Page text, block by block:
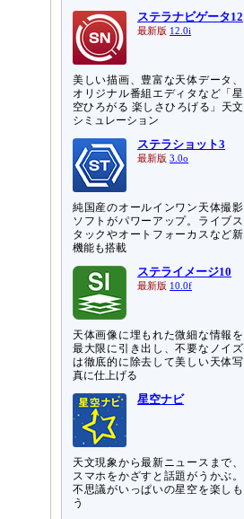
ステラナビゲータ12
最新版 12.0i
美しい描画、豊富な天体データ、
オリジナル番組エディタなど「星
空ひろがる 楽しさひろげる」天文
シミュレーション
ステラショット3
最新版 3.0o
純国産のオールインワン天体撮影
ソフトがパワーアップ。ライブス
タックやオートフォーカスなど新
機能も搭載
ステライメージ10
最新版 10.0f
天体画像に埋もれた微細な情報を
最大限に引き出し、不要なノイズ
は徹底的に除去して美しい天体写
真に仕上げる
星空ナビ
天文現象から最新ニュースまで、
スマホをかざすと話題がうかぶ。
不思議がいっぱいの星空を楽しも
う